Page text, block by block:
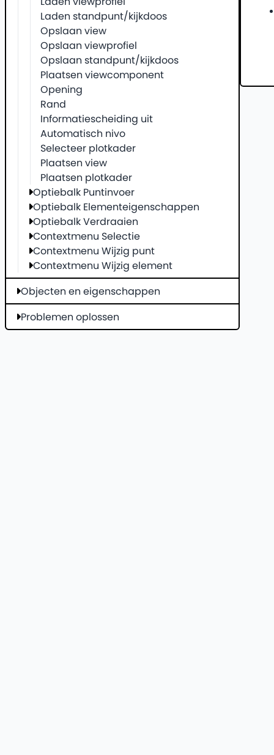
Laden standpunt/kijkdoos
Opslaan view
Opslaan viewprofiel
Opslaan standpunt/kijkdoos
Plaatsen viewcomponent
Opening
Rand
Informatiescheiding uit
Automatisch nivo
Selecteer plotkader
Plaatsen view
Plaatsen plotkader
Optiebalk Puntinvoer
Optiebalk Elementeigenschappen
Optiebalk Verdraaien
Contextmenu Selectie
Contextmenu Wijzig punt
Contextmenu Wijzig element
Objecten en eigenschappen
Problemen oplossen